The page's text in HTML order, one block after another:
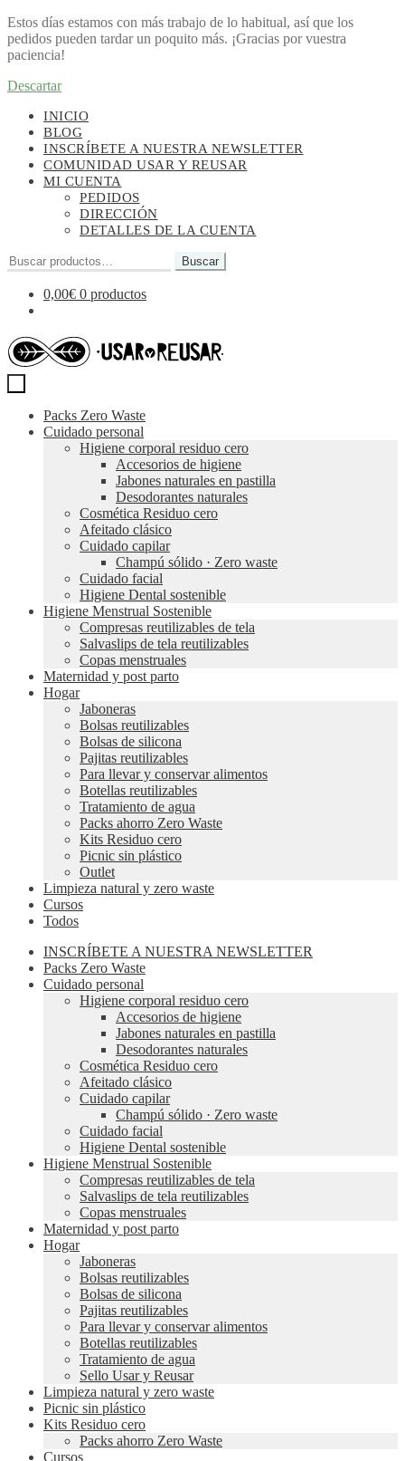
Estos días estamos con más trabajo de lo habitual, así que los
pedidos pueden tardar un poquito más. ¡Gracias por vuestra
paciencia!
Descartar
navegación
contenido
INICIO
BLOG
INSCRÍBETE A NUESTRA NEWSLETTER
COMUNIDAD USAR Y REUSAR
MI CUENTA
PEDIDOS
DIRECCIÓN
DETALLES DE LA CUENTA
Buscar
por:
Buscar
0,00€ 0 productos
Packs Zero Waste
Cuidado personal
Higiene corporal residuo cero
Accesorios de higiene
Jabones naturales en pastilla
Desodorantes naturales
Cosmética Residuo cero
Afeitado clásico
Cuidado capilar
Champú sólido · Zero waste
Cuidado facial
Higiene Dental sostenible
Higiene Menstrual Sostenible
Compresas reutilizables de tela
Salvaslips de tela reutilizables
Copas menstruales
Maternidad y post parto
Hogar
Jaboneras
Bolsas reutilizables
Bolsas de silicona
Pajitas reutilizables
Para llevar y conservar alimentos
Botellas reutilizables
Tratamiento de agua
Packs ahorro Zero Waste
Kits Residuo cero
Picnic sin plástico
Outlet
Limpieza natural y zero waste
Cursos
Todos
INSCRÍBETE A NUESTRA NEWSLETTER
Packs Zero Waste
Cuidado personal
Higiene corporal residuo cero
Accesorios de higiene
Jabones naturales en pastilla
Desodorantes naturales
Cosmética Residuo cero
Afeitado clásico
Cuidado capilar
Champú sólido · Zero waste
Cuidado facial
Higiene Dental sostenible
Higiene Menstrual Sostenible
Compresas reutilizables de tela
Salvaslips de tela reutilizables
Copas menstruales
Maternidad y post parto
Hogar
Jaboneras
Bolsas reutilizables
Bolsas de silicona
Pajitas reutilizables
Para llevar y conservar alimentos
Botellas reutilizables
Tratamiento de agua
Sello Usar y Reusar
Limpieza natural y zero waste
Picnic sin plástico
Kits Residuo cero
Packs ahorro Zero Waste
Cursos